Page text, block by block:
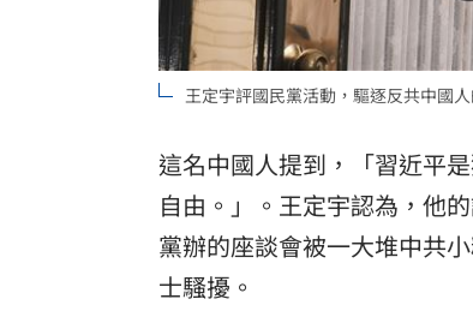
王定宇評國民黨活動，驅逐反共中國
這名中國人提到，「習近平
自由。」。王定宇認為，他
黨辦的座談會被一大堆中共
士騷擾。